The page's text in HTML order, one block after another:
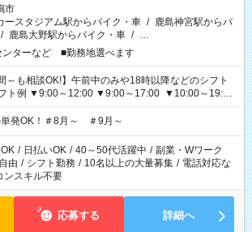
市
ースタジアム駅からバイク・車 / 鹿島神宮駅からバ
/ 鹿島大野駅からバイク・車 / …
ンターなど ■勤務地選べます
～も相談OK!】午前中のみや18時以降などのシフト
ト例 ▼9:00～12:00 ▼9:00～17:00 ▼10:00～19:00
単発OK！＃8月～ ＃9月～
/ 日払いOK / 40～50代活躍中 / 副業・Wワーク
由 / シフト勤務 / 10名以上の大量募集 / 電話対応な
ンスキル不要
応募する 詳細へ